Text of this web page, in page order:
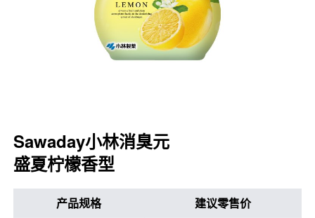
Sawaday小林消臭元
盛夏柠檬香型
产品规格
建议零售价